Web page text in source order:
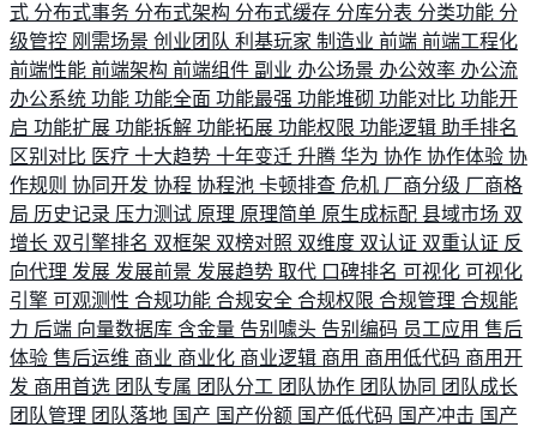
式 分布式事务 分布式架构 分布式缓存 分库分表 分类功能 分
级管控 刚需场景 创业团队 利基玩家 制造业 前端 前端工程化
前端性能 前端架构 前端组件 副业 办公场景 办公效率 办公流
办公系统 功能 功能全面 功能最强 功能堆砌 功能对比 功能开
启 功能扩展 功能拆解 功能拓展 功能权限 功能逻辑 助手排名
区别对比 医疗 十大趋势 十年变迁 升腾 华为 协作 协作体验 协
作规则 协同开发 协程 协程池 卡顿排查 危机 厂商分级 厂商格
局 历史记录 压力测试 原理 原理简单 原生成标配 县域市场 双
增长 双引擎排名 双框架 双榜对照 双维度 双认证 双重认证 反
向代理 发展 发展前景 发展趋势 取代 口碑排名 可视化 可视化
引擎 可观测性 合规功能 合规安全 合规权限 合规管理 合规能
力 后端 向量数据库 含金量 告别噱头 告别编码 员工应用 售后
体验 售后运维 商业 商业化 商业逻辑 商用 商用低代码 商用开
发 商用首选 团队专属 团队分工 团队协作 团队协同 团队成长
团队管理 团队落地 国产 国产份额 国产低代码 国产冲击 国产